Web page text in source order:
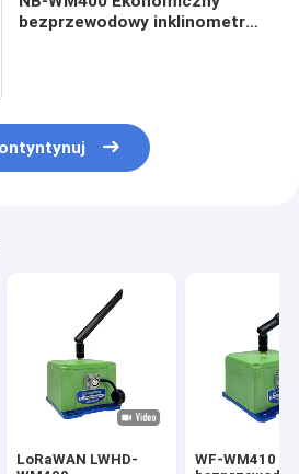
bezprzewodowy inklinometr
LoRaWAN LWHD-
WF-WM410